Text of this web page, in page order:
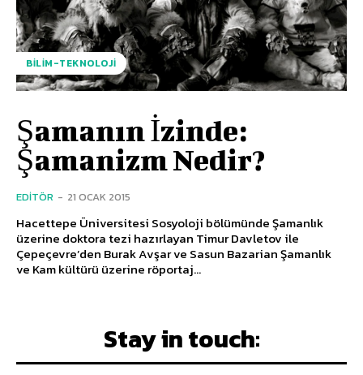
BILIM-TEKNOLOJI
Şamanın İzinde:
Şamanizm Nedir?
EDITÖR - 21 OCAK 2015
Hacettepe Üniversitesi Sosyoloji bölümünde Şamanlık
üzerine doktora tezi hazırlayan Timur Davletov ile
Çepeçevre’den Burak Avşar ve Sasun Bazarian Şamanlık
ve Kam kültürü üzerine röportaj...
Stay in touch: